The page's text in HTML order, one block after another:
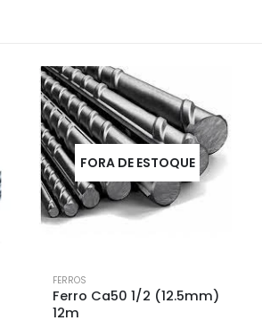
FERROS
Arame Galvanizado 16 –
Rolo com 1kg – Gerdau